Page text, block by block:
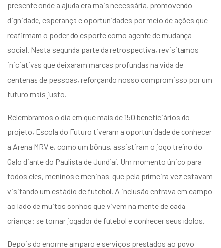
presente onde a ajuda era mais necessária, promovendo
dignidade, esperança e oportunidades por meio de ações que
reafirmam o poder do esporte como agente de mudança
social. Nesta segunda parte da retrospectiva, revisitamos
iniciativas que deixaram marcas profundas na vida de
centenas de pessoas, reforçando nosso compromisso por um
futuro mais justo.
Relembramos o dia em que mais de 150 beneficiários do
projeto, Escola do Futuro tiveram a oportunidade de conhecer
a Arena MRV e, como um bônus, assistiram o jogo treino do
Galo diante do Paulista de Jundiaí. Um momento único para
todos eles, meninos e meninas, que pela primeira vez estavam
visitando um estádio de futebol. A inclusão entrava em campo
ao lado de muitos sonhos que vivem na mente de cada
criança: se tornar jogador de futebol e conhecer seus ídolos.
Depois do enorme amparo e serviços prestados ao povo